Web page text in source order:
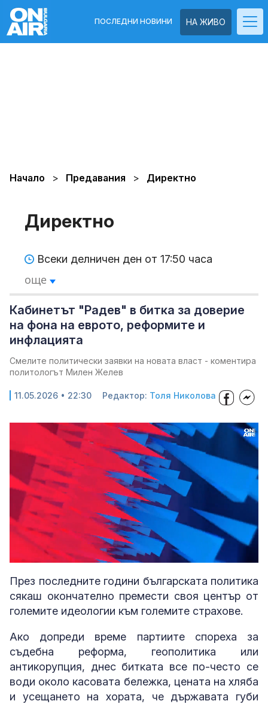
НА ЖИВО
ПОСЛЕДНИ НОВИНИ
Начало Предавания Директно
Директно
Всеки делничен ден от 17:50 часа
още
Кабинетът "Радев" в битка за доверие
на фона на еврото, реформите и
инфлацията
Смелите политически заявки на новата власт - коментира
политологът Милен Желев
11.05.2026 • 22:30 Редактор: Толя Николова
Unmute Loaded
5.60%
През последните години българската политика
сякаш окончателно премести своя център от
големите идеологии към големите страхове.
Ако допреди време партиите спореха за
съдебна реформа, геополитика или
антикорупция, днес битката все по-често се
води около касовата бележка, цената на хляба
и усещането на хората, че държавата губи